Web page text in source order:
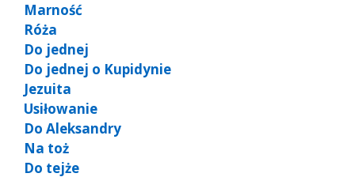
Marność
Róża
Do jednej
Do jednej o Kupidynie
Jezuita
Usiłowanie
Do Aleksandry
Na toż
Do tejże